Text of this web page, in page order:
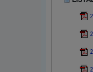
La ciudad
La ciudad